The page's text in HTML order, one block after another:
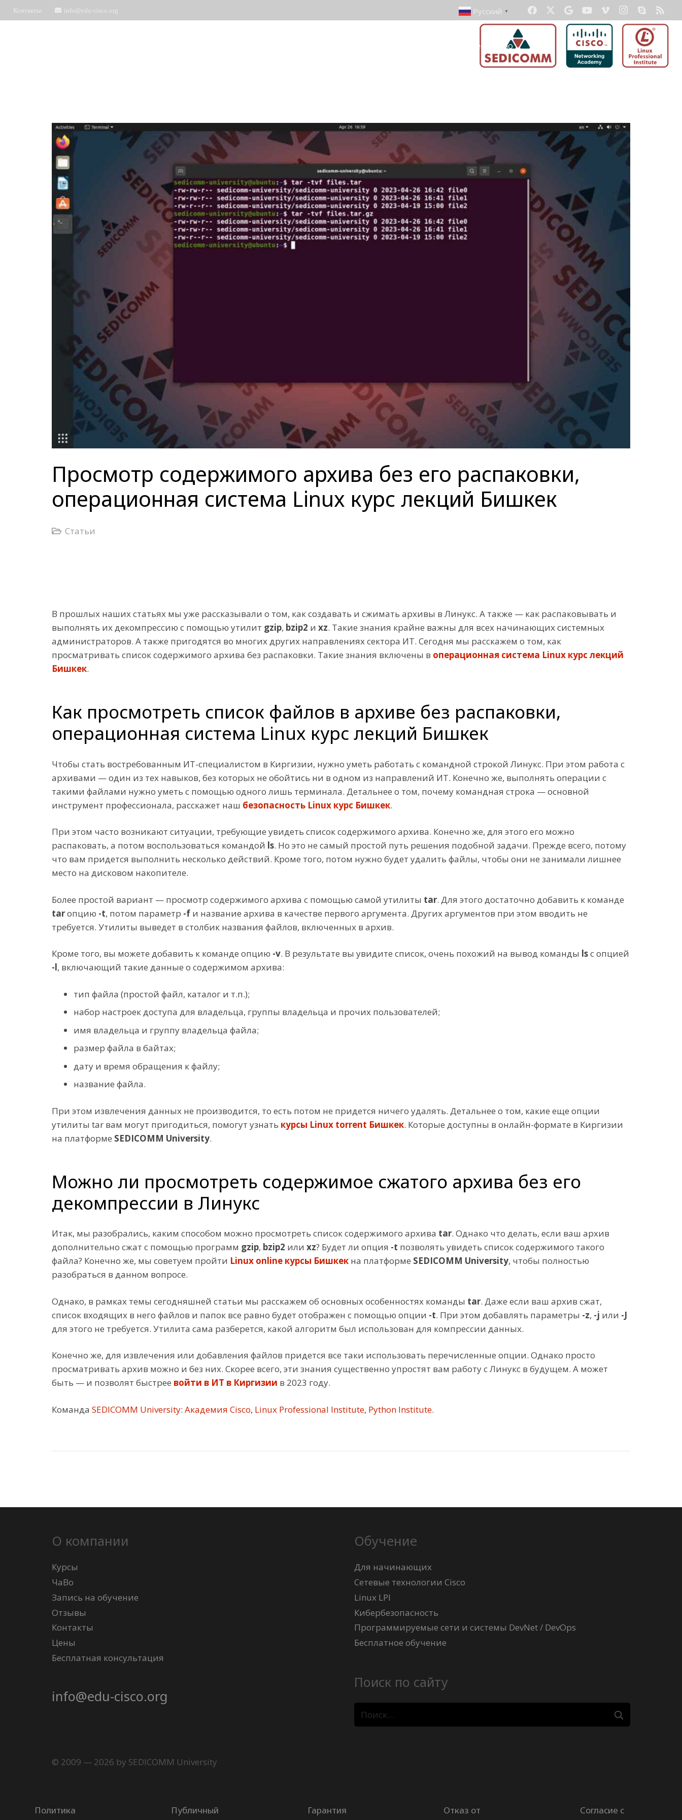
Контакты: info@edu-cisco.org Русский ▼
Попробовать бесплатно
Просмотр содержимого архива без его распаковки,
операционная система Linux курс лекций Бишкек
Статьи
В прошлых наших статьях мы уже рассказывали о том, как создавать и сжимать архивы в Линукс. А также — как распаковывать и
выполнять их декомпрессию с помощью утилит gzip, bzip2 и xz. Такие знания крайне важны для всех начинающих системных
администраторов. А также пригодятся во многих других направлениях сектора ИТ. Сегодня мы расскажем о том, как
просматривать список содержимого архива без распаковки. Такие знания включены в операционная система Linux курс лекций
Бишкек.
Как просмотреть список файлов в архиве без распаковки,
операционная система Linux курс лекций Бишкек
Чтобы стать востребованным ИТ-специалистом в Киргизии, нужно уметь работать с командной строкой Линукс. При этом работа с
архивами — один из тех навыков, без которых не обойтись ни в одном из направлений ИТ. Конечно же, выполнять операции с
такими файлами нужно уметь с помощью одного лишь терминала. Детальнее о том, почему командная строка — основной
инструмент профессионала, расскажет наш безопасность Linux курс Бишкек.
При этом часто возникают ситуации, требующие увидеть список содержимого архива. Конечно же, для этого его можно
распаковать, а потом воспользоваться командой ls. Но это не самый простой путь решения подобной задачи. Прежде всего, потому
что вам придется выполнить несколько действий. Кроме того, потом нужно будет удалить файлы, чтобы они не занимали лишнее
место на дисковом накопителе.
Более простой вариант — просмотр содержимого архива с помощью самой утилиты tar. Для этого достаточно добавить к команде
tarопцию -t, потом параметр -f и название архива в качестве первого аргумента. Других аргументов при этом вводить не
требуется. Утилиты выведет в столбик названия файлов, включенных в архив.
Кроме того, вы можете добавить к команде опцию -v. В результате вы увидите список, очень похожий на вывод команды lsс опцией
-l, включающий такие данные о содержимом архива:
тип файла (простой файл, каталог и т.п.);
набор настроек доступа для владельца, группы владельца и прочих пользователей;
имя владельца и группу владельца файла;
размер файла в байтах;
дату и время обращения к файлу;
название файла.
При этом извлечения данных не производится, то есть потом не придется ничего удалять. Детальнее о том, какие еще опции
утилиты tar вам могут пригодиться, помогут узнать курсы Linux torrent Бишкек. Которые доступны в онлайн-формате в Киргизии
на платформе SEDICOMM University.
Можно ли просмотреть содержимое сжатого архива без его
декомпрессии в Линукс
Итак, мы разобрались, каким способом можно просмотреть список содержимого архива tar. Однако что делать, если ваш архив
дополнительно сжат с помощью программ gzip, bzip2 или xz? Будет ли опция -t позволять увидеть список содержимого такого
файла? Конечно же, мы советуем пройти Linux online курсы Бишкек на платформе SEDICOMM University, чтобы полностью
разобраться в данном вопросе.
Однако, в рамках темы сегодняшней статьи мы расскажем об основных особенностях команды tar. Даже если ваш архив сжат,
список входящих в него файлов и папок все равно будет отображен с помощью опции -t. При этом добавлять параметры -z, -j или -J
для этого не требуется. Утилита сама разберется, какой алгоритм был использован для компрессии данных.
Конечно же, для извлечения или добавления файлов придется все таки использовать перечисленные опции. Однако просто
просматривать архив можно и без них. Скорее всего, эти знания существенно упростят вам работу с Линукс в будущем. А может
быть — и позволят быстрее войти в ИТ в Киргизии в 2023 году.
Команда SEDICOMM University: Академия Cisco, Linux Professional Institute, Python Institute.
О компании
Курсы
ЧаВо
Запись на обучение
Отзывы
Контакты
Цены
Бесплатная консультация
info@edu-cisco.org
© 2009 — 2026 by SEDICOMM University
Обучение
Для начинающих
Сетевые технологии Cisco
Linux LPI
Кибербезопасность
Программируемые сети и системы DevNet / DevOps
Бесплатное обучение
Поиск по сайту
Найти:
Политика
Публичный
Гарантия
Отказ от
Согласие с